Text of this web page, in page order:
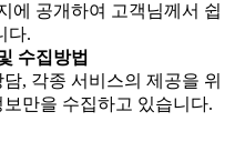
에 공개하여 고객님께서 쉽
다.
수집방법
, 각종 서비스의 제공을 위
만을 수집하고 있습니다.